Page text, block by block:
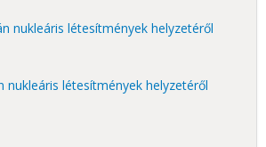
nukleáris létesítmények helyzetéről
nukleáris létesítmények helyzetéről